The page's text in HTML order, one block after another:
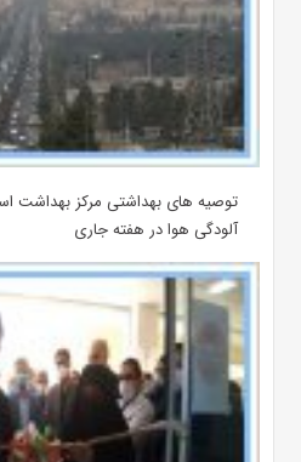
توصیه های بهداشتی مرکز
آلودگی هوا در هفته جاری